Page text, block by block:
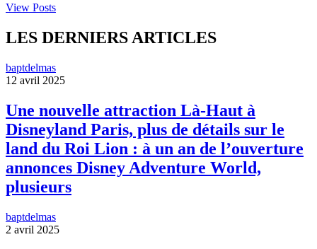
View Posts
LES DERNIERS ARTICLES
baptdelmas
12 avril 2025
Une nouvelle attraction Là-Haut à
Disneyland Paris, plus de détails sur le
land du Roi Lion : à un an de l’ouverture
annonces Disney Adventure World,
plusieurs
baptdelmas
2 avril 2025